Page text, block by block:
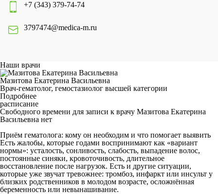
+7 (343) 379-74-74
3797474@medica-m.ru
Наши врачи
Мазитова Екатерина Васильевна
Врач-гематолог, гемостазиолог высшей категории
Подробнее
расписание
Свободного времени для записи к врачу Мазитова Екатерина
Васильевна нет
Приём гематолога: кому он необходим и что помогает выявить
Есть жалобы, которые годами воспринимают как «вариант
нормы»: усталость, сонливость, слабость, выпадение волос,
постоянные синяки, кровоточивость, длительное
восстановление после нагрузок. Есть и другие ситуации,
которые уже звучат тревожнее: тромбоз, инфаркт или инсульт у
близких родственников в молодом возрасте, осложнённая
беременность или невынашивание.